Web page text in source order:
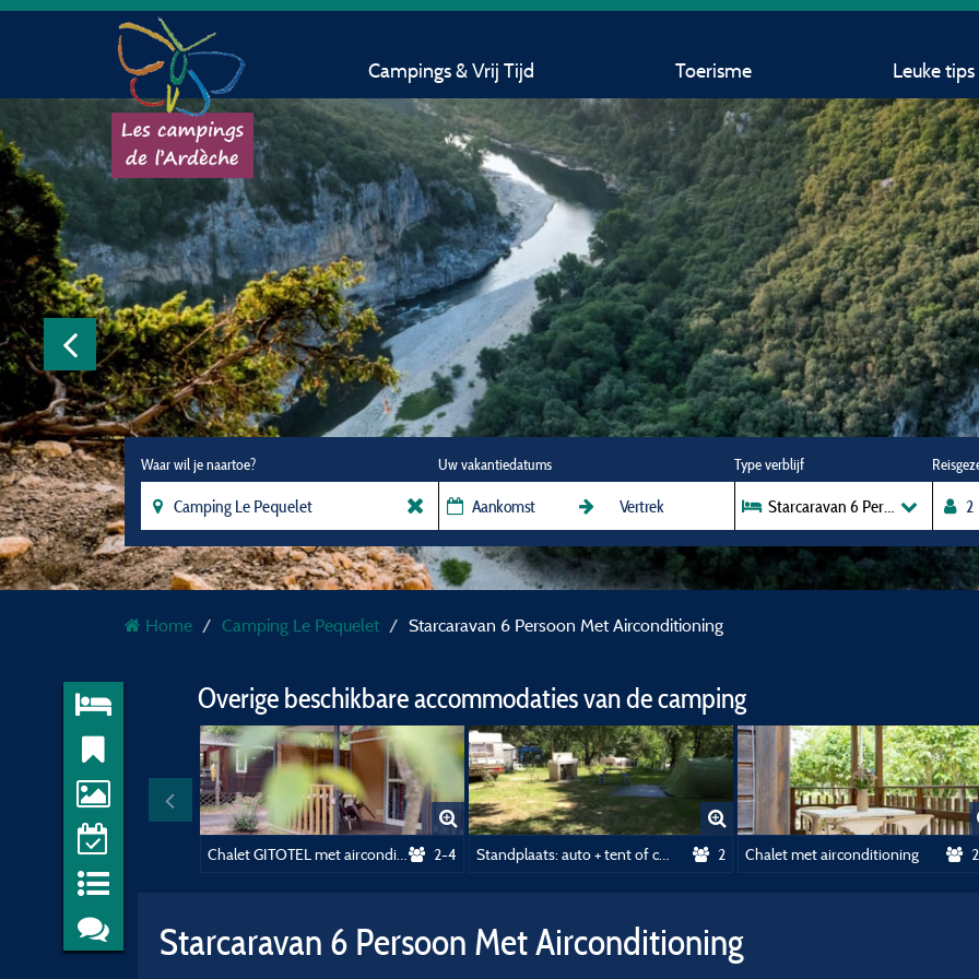
Campings & Vrij Tijd Toerisme Leuke tips
Waar wil je naartoe? Uw vakantiedatums Type verblijf
Starcaravan 6 Persoon Met
Home Camping Le Pequelet Starcaravan 6 Persoon Met Airconditioning
Overige beschikbare accommodaties van de camping
Chalet GITOTEL met airconditioning 2-4 Standplaats: auto + tent of caravan 2 Chalet met airconditioning
Starcaravan 6 Persoon Met Airconditioning